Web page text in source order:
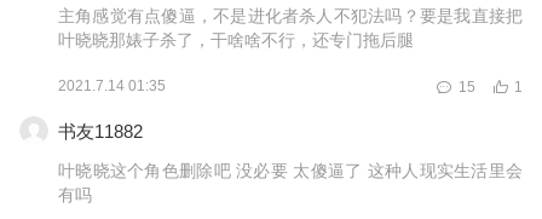
主角感觉有点傻逼，不是进化者杀人不犯法吗？要是我直接把
叶晓晓那婊子杀了，干啥啥不行，还专门拖后腿
2021.7.14 01:35 1
15
书友11882
叶晓晓这个角色删除吧 没必要 太傻逼了 这种人现实生活里会
有吗